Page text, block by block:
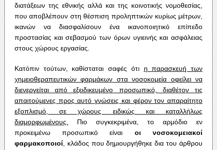
διατάξεων της εθνικής αλλά και της κοινοτικής νομοθεσίας,
που αποβλέπουν στη θέσπιση προληπτικών κυρίως μέτρων,
ικανών να διασφαλίσουν ένα ικανοποιητικό επίπεδο
προστασίας και σεβασμού των όρων υγιεινής και ασφάλειας
στους χώρους εργασίας.
Κατόπιν τούτων, καθίσταται σαφές ότι η παρασκευή των
χημειοθεραπευτικών φαρμάκων στα νοσοκομεία οφείλει να
διενεργείται από εξειδικευμένο προσωπικό, διαθέτον τις
απαιτούμενες προς αυτό γνώσεις και φέρον τον απαραίτητο
εξοπλισμό, σε χώρους ειδικώς και καταλλήλως
διαμορφωμένους.
Πιο συγκεκριμένα, το αρμόδιο εν
προκειμένω προσωπικό είναι οι νοσοκομειακοί
φαρμακοποιοί, κλάδος που δημιουργήθηκε δια του άρθρου